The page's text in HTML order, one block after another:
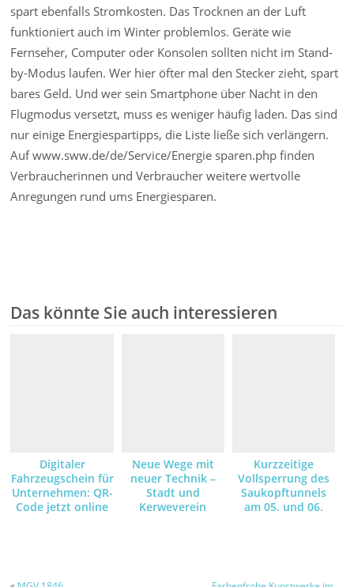
spart ebenfalls Stromkosten. Das Trocknen an der Luft
funktioniert auch im Winter problemlos. Geräte wie
Fernseher, Computer oder Konsolen sollten nicht im Stand-
by-Modus laufen. Wer hier öfter mal den Stecker zieht, spart
bares Geld. Und wer sein Smartphone über Nacht in den
Flugmodus versetzt, muss es weniger häufig laden. Das sind
nur einige Energiespartipps, die Liste ließe sich verlängern.
Auf www.sww.de/de/Service/Energie sparen.php finden
Verbraucherinnen und Verbraucher weitere wertvolle
Anregungen rund ums Energiesparen.
Das könnte Sie auch interessieren
Digitaler
Fahrzeugschein für
Unternehmen: QR-
Code jetzt online
Neue Wege mit
neuer Technik –
Stadt und
Kerweverein
Kurzzeitige
Vollsperrung des
Saukopftunnels
am 05. und 06.